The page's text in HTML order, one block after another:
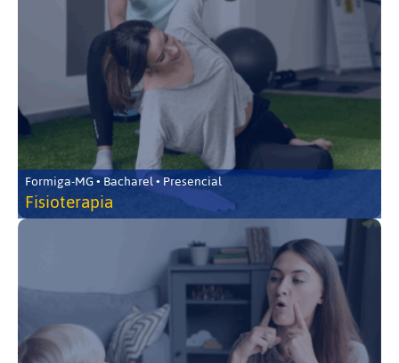
Formiga-MG • Bacharel • Presencial
Fisioterapia